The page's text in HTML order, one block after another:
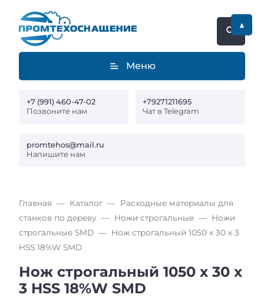
Меню
+7 (991) 460-47-02
Позвоните нам
+79271211695
Чат в Telegram
promtehos@mail.ru
Напишите нам
Главная Каталог
Расходные материалы для
станков по дереву
Ножи строгальные
Ножи
строгальные SMD
Нож строгальный 1050 х 30 х 3
HSS 18%W SMD
Нож строгальный 1050 х 30 х
3 HSS 18%W SMD
▲